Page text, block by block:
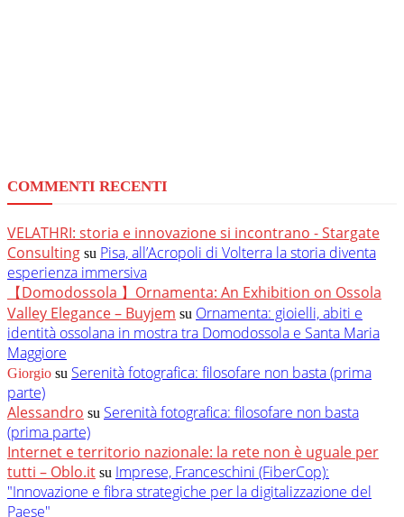
COMMENTI RECENTI
VELATHRI: storia e innovazione si incontrano - Stargate
Consulting su Pisa, all’Acropoli di Volterra la storia diventa
esperienza immersiva
【Domodossola 】Ornamenta: An Exhibition on Ossola
Valley Elegance – Buyjem su Ornamenta: gioielli, abiti e
identità ossolana in mostra tra Domodossola e Santa Maria
Maggiore
Giorgio su Serenità fotografica: filosofare non basta (prima
parte)
Alessandro su Serenità fotografica: filosofare non basta
(prima parte)
Internet e territorio nazionale: la rete non è uguale per
tutti – Oblo.it su Imprese, Franceschini (FiberCop):
"Innovazione e fibra strategiche per la digitalizzazione del
Paese"